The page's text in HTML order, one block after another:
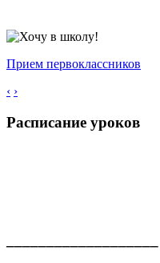
Прием первоклассников
‹ ›
Расписание уроков